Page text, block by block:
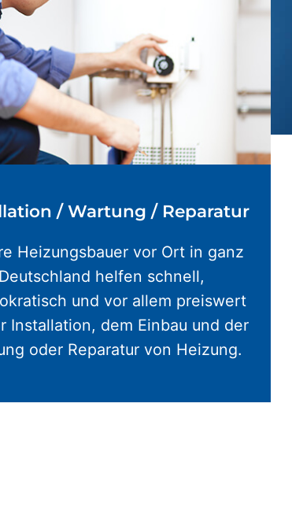
/ Wartung / Reparatur
Heizungsbauer vor Ort in ganz
Deutschland helfen schnell,
und vor allem preiswert
Installation, dem Einbau und der
oder Reparatur von Heizung.